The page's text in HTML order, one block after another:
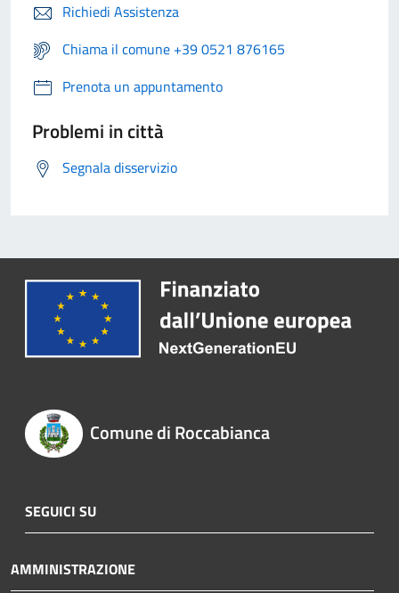
Richiedi Assistenza
Chiama il comune +39 0521 876165
Prenota un appuntamento
Problemi in città
Segnala disservizio
Comune di Roccabianca
SEGUICI SU
AMMINISTRAZIONE